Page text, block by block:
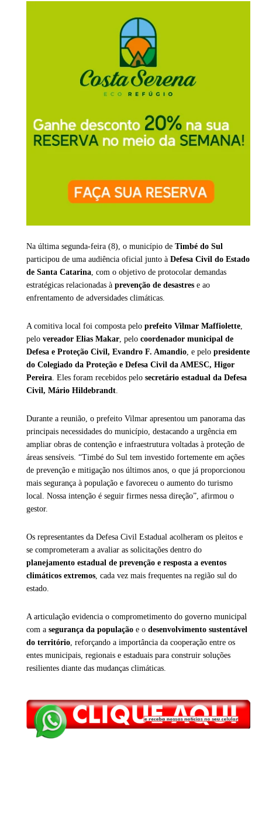
Na última segunda-feira (8), o município de Timbé do Sul
participou de uma audiência oficial junto à Defesa Civil do Estado
de Santa Catarina, com o objetivo de protocolar demandas
estratégicas relacionadas à prevenção de desastres e ao
enfrentamento de adversidades climáticas.
A comitiva local foi composta pelo prefeito Vilmar Maffiolette,
pelo vereador Elias Makar, pelo coordenador municipal de
Defesa e Proteção Civil, Evandro F. Amandio, e pelo presidente
do Colegiado da Proteção e Defesa Civil da AMESC, Higor
Pereira. Eles foram recebidos pelo secretário estadual da Defesa
Civil, Mário Hildebrandt.
Durante a reunião, o prefeito Vilmar apresentou um panorama das
principais necessidades do município, destacando a urgência em
ampliar obras de contenção e infraestrutura voltadas à proteção de
áreas sensíveis. “Timbé do Sul tem investido fortemente em ações
de prevenção e mitigação nos últimos anos, o que já proporcionou
mais segurança à população e favoreceu o aumento do turismo
local. Nossa intenção é seguir firmes nessa direção”, afirmou o
gestor.
Os representantes da Defesa Civil Estadual acolheram os pleitos e
se comprometeram a avaliar as solicitações dentro do
planejamento estadual de prevenção e resposta a eventos
climáticos extremos, cada vez mais frequentes na região sul do
estado.
A articulação evidencia o comprometimento do governo municipal
com a segurança da população e o desenvolvimento sustentável
do território, reforçando a importância da cooperação entre os
entes municipais, regionais e estaduais para construir soluções
resilientes diante das mudanças climáticas.